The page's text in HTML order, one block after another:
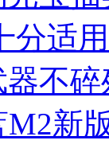
分适
不
新